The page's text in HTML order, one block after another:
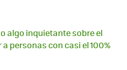
algo inquietante sobre el
personas con casi el 100%